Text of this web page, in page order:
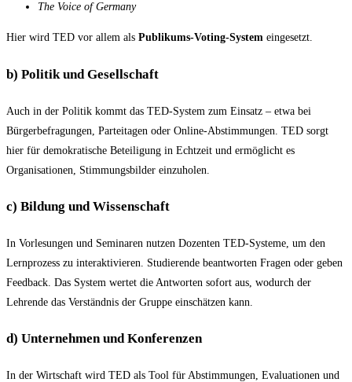
The Voice of Germany
Hier wird TED vor allem als Publikums-Voting-System eingesetzt.
b) Politik und Gesellschaft
Auch in der Politik kommt das TED-System zum Einsatz – etwa bei
Bürgerbefragungen, Parteitagen oder Online-Abstimmungen. TED sorgt
hier für demokratische Beteiligung in Echtzeit und ermöglicht es
Organisationen, Stimmungsbilder einzuholen.
c) Bildung und Wissenschaft
In Vorlesungen und Seminaren nutzen Dozenten TED-Systeme, um den
Lernprozess zu interaktivieren. Studierende beantworten Fragen oder geben
Feedback. Das System wertet die Antworten sofort aus, wodurch der
Lehrende das Verständnis der Gruppe einschätzen kann.
d) Unternehmen und Konferenzen
In der Wirtschaft wird TED als Tool für Abstimmungen, Evaluationen und